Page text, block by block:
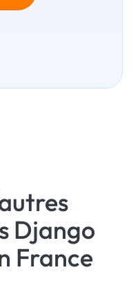
Django
France